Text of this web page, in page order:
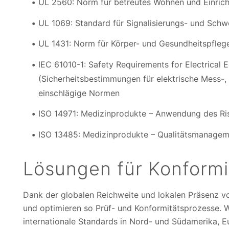
UL 2560: Norm für betreutes Wohnen und
UL 1069: Standard für Signalisierungs- und
UL 1431: Norm für Körper- und
IEC 61010-1: Safety Requirements for
(Sicherheitsbestimmungen für elektrische
einschlägige Normen
ISO 14971: Medizinprodukte – Anwendung des
ISO 13485: Medizinprodukte –
Lösungen für
Dank der globalen Reichweite und lokalen Präsenz
und optimieren so Prüf- und Konformitätsprozesse.
internationale Standards in Nord- und Südamerika,